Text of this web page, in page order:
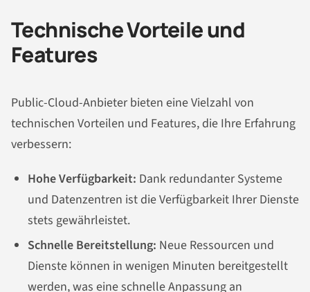
Technische Vorteile und
Features
Public-Cloud-Anbieter bieten eine Vielzahl von
technischen Vorteilen und Features, die Ihre Erfahrung
verbessern:
Hohe Verfügbarkeit: Dank redundanter Systeme
und Datenzentren ist die Verfügbarkeit Ihrer Dienste
stets gewährleistet.
Schnelle Bereitstellung: Neue Ressourcen und
Dienste können in wenigen Minuten bereitgestellt
werden, was eine schnelle Anpassung an